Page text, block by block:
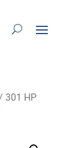
301 HP